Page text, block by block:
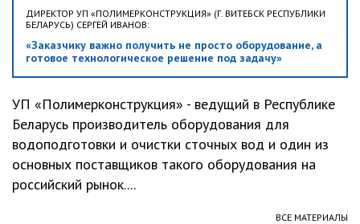
ДИРЕКТОР УП «ПОЛИМЕРКОНСТРУКЦИЯ» (Г. ВИТЕБСК РЕСПУБЛИКИ
БЕЛАРУСЬ) СЕРГЕЙ ИВАНОВ:
«Заказчику важно получить не просто оборудование, а
готовое технологическое решение под задачу»
УП «Полимерконструкция» - ведущий в Республике
Беларусь производитель оборудования для
водоподготовки и очистки сточных вод и один из
основных поставщиков такого оборудования на
российский рынок....
ВСЕ МАТЕРИАЛЫ